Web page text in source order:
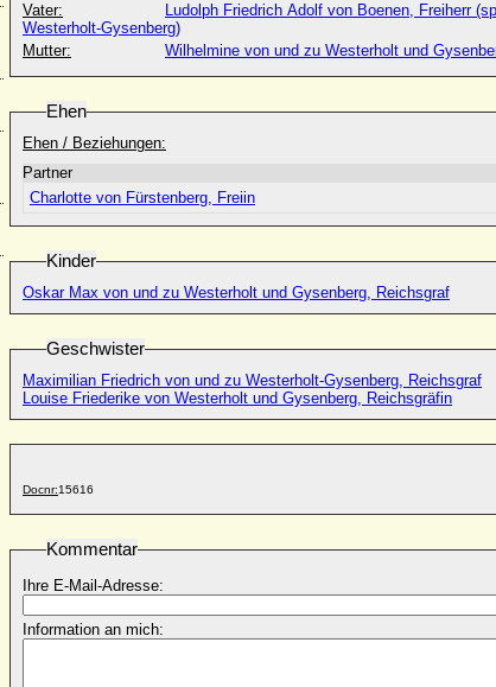
Vater:
Ludolph Friedrich Adolf von Boenen, Freiherr
Westerholt-Gysenberg)
Mutter:
Wilhelmine von und zu Westerholt und
Ehen
Ehen / Beziehungen:
Partner
Charlotte von Fürstenberg, Freiin
Kinder
Oskar Max von und zu Westerholt und Gysenberg, Reichsgraf
Geschwister
Maximilian Friedrich von und zu Westerholt-Gysenberg, Reichsgraf
Louise Friederike von Westerholt und Gysenberg, Reichsgräfin
Docnr:15616
Kommentar
Ihre E-Mail-Adresse:
Information an mich: